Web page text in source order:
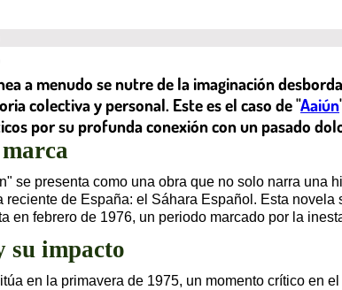
a menudo se nutre de la imaginación
colectiva y personal. Este es el caso de "Aaiún
por su profunda conexión con un pasado
se presenta como una obra que no solo narra una
reciente de España: el Sáhara Español. Esta
en febrero de 1976, un periodo marcado por la
su impacto
en la primavera de 1975, un momento crítico en